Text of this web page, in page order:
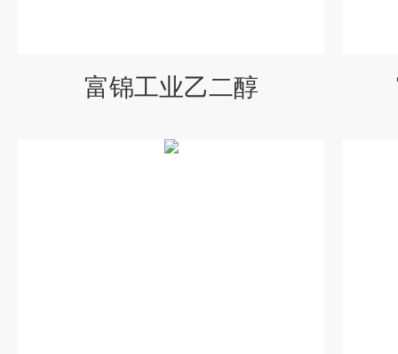
富锦工业乙二醇